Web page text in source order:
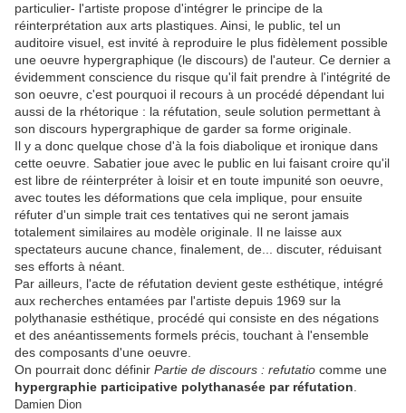
particulier- l'artiste propose d'intégrer le principe de la
réinterprétation aux arts plastiques. Ainsi, le public, tel un
auditoire visuel, est invité à reproduire le plus fidèlement possible
une oeuvre hypergraphique (le discours) de l'auteur. Ce dernier a
évidemment conscience du risque qu'il fait prendre à l'intégrité de
son oeuvre, c'est pourquoi il recours à un procédé dépendant lui
aussi de la rhétorique : la réfutation, seule solution permettant à
son discours hypergraphique de garder sa forme originale.
Il y a donc quelque chose d'à la fois diabolique et ironique dans
cette oeuvre. Sabatier joue avec le public en lui faisant croire qu'il
est libre de réinterpréter à loisir et en toute impunité son oeuvre,
avec toutes les déformations que cela implique, pour ensuite
réfuter d'un simple trait ces tentatives qui ne seront jamais
totalement similaires au modèle originale. Il ne laisse aux
spectateurs aucune chance, finalement, de... discuter, réduisant
ses efforts à néant.
Par ailleurs, l'acte de réfutation devient geste esthétique, intégré
aux recherches entamées par l'artiste depuis 1969 sur la
polythanasie esthétique, procédé qui consiste en des négations
et des anéantissements formels précis, touchant à l'ensemble
des composants d'une oeuvre.
On pourrait donc définir Partie de discours : refutatio comme une
hypergraphie participative polythanasée par réfutation
Damien Dion